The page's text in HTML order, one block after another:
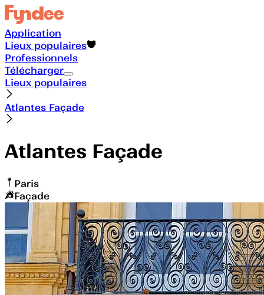
Application
Lieux populaires
Professionnels
Télécharger
Lieux populaires
Atlantes Façade
Atlantes Façade
Paris
Façade